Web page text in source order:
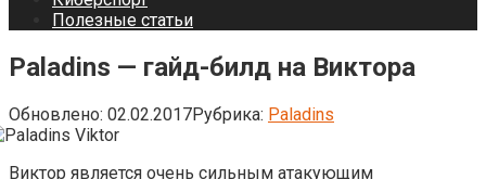
Полезные статьи
Paladins — гайд-билд на Виктора
Обновлено: 02.02.2017Рубрика: Paladins
Виктор является очень сильным атакующим